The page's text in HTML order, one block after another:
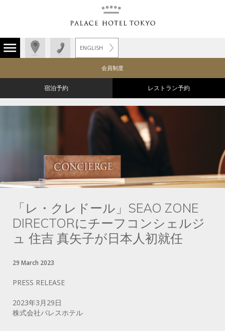
ENGLISH
会員制度
宿泊予約 レストラン予約
「レ・クレドール」SEAO ZONE
DIRECTORにチーフコンシェルジ
ュ 住吉 真矢子が日本人初就任
29 March 2023
PRESS RELEASE
2023年3月29日
株式会社パレスホテル